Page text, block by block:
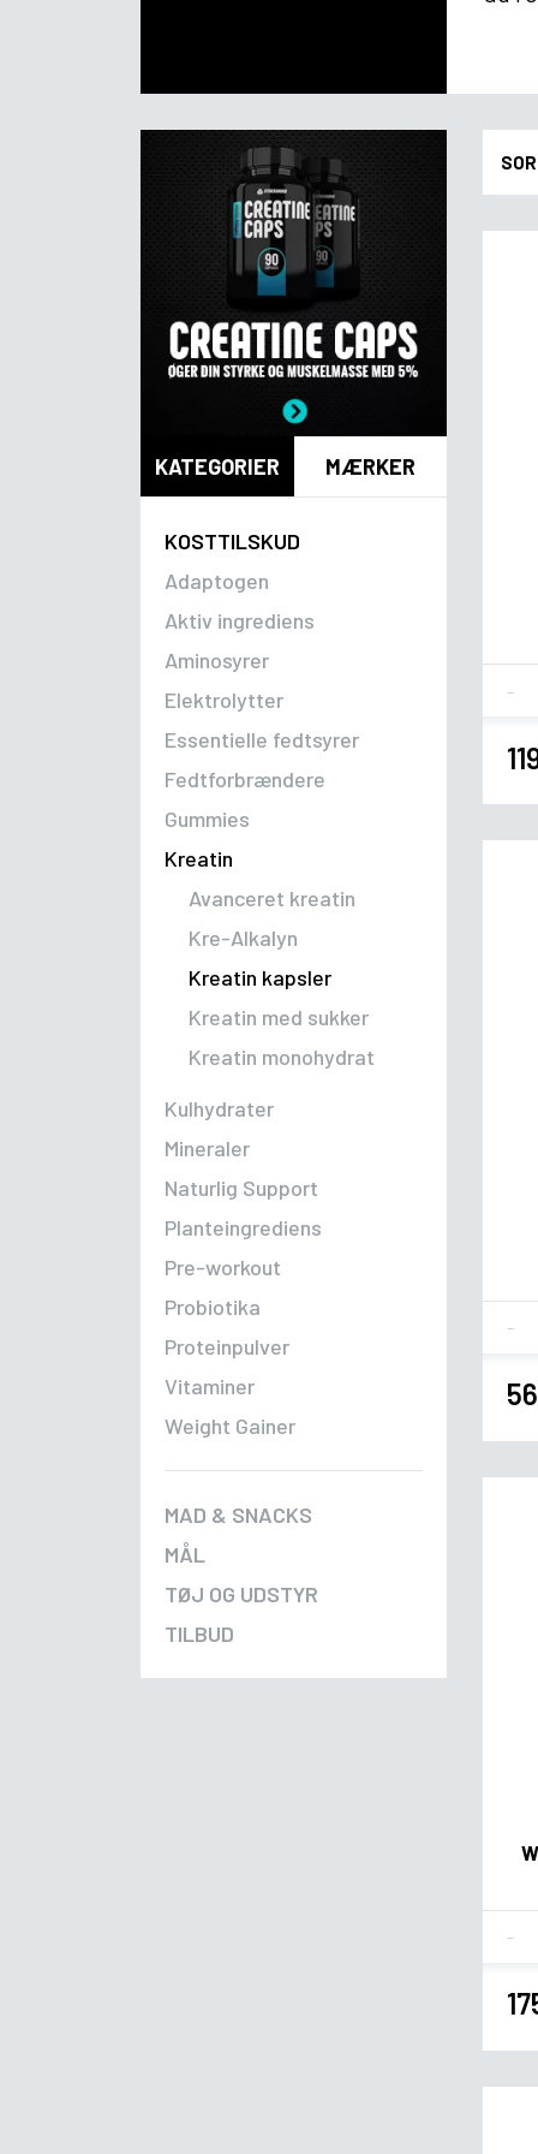
KATEGORIER MÆRKER
KOSTTILSKUD
Adaptogen
Aktiv ingrediens
Aminosyrer
Elektrolytter
Essentielle fedtsyrer
Fedtforbrændere
Gummies
Kreatin
Avanceret kreatin
Kre-Alkalyn
Kreatin kapsler
Kreatin med sukker
Kreatin monohydrat
Kulhydrater
Mineraler
Naturlig Support
Planteingrediens
Pre-workout
Probiotika
Proteinpulver
Vitaminer
Weight Gainer
MAD & SNACKS
MÅL
TØJ OG UDSTYR
TILBUD